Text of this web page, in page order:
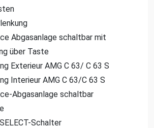
Abgasanlage schaltbar mit
über Taste
Exterieur AMG C 63/ C 63 S
Interieur AMG C 63/C 63 S
Abgasanlage schaltbar
Schalter